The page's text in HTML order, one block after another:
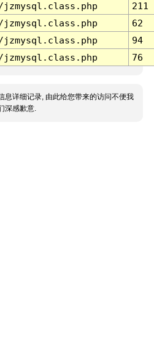
211
62
94
76
息详细记录, 由此给您带来的访问不便我
深感歉意.